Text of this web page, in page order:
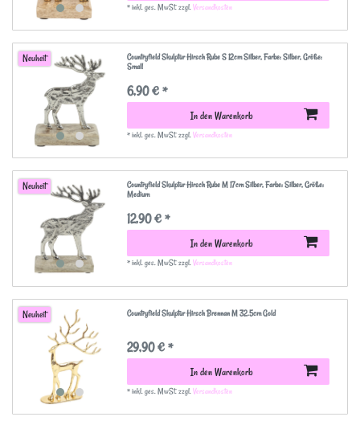
*inkl. ges. MwSt.zzgl.Versandkosten
Neuheit Countryfield Skulptur Hirsch Rube S 12cm Silber, Farbe: Silber, Größe:
Small
6,90 € *
In den Warenkorb
*inkl. ges. MwSt.zzgl.Versandkosten
Neuheit Countryfield Skulptur Hirsch Rube M 17cm Silber, Farbe: Silber, Größe:
Medium
12,90 € *
In den Warenkorb
*inkl. ges. MwSt.zzgl.Versandkosten
Neuheit Countryfield Skulptur Hirsch Brennan M 32.5cm Gold
29,90 € *
In den Warenkorb
*inkl. ges. MwSt.zzgl.Versandkosten